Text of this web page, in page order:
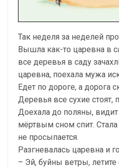
Так неделя за неделей
Вышла как-то царевна в
все деревья в саду
царевна, поехала мужа
Едет по дороге, а дорога
Деревья все сухие стоят,
Доехала до поляны,
мёртвым сном спит.
не просыпается.
Разгневалась царевна и
– Эй, буйны ветры,